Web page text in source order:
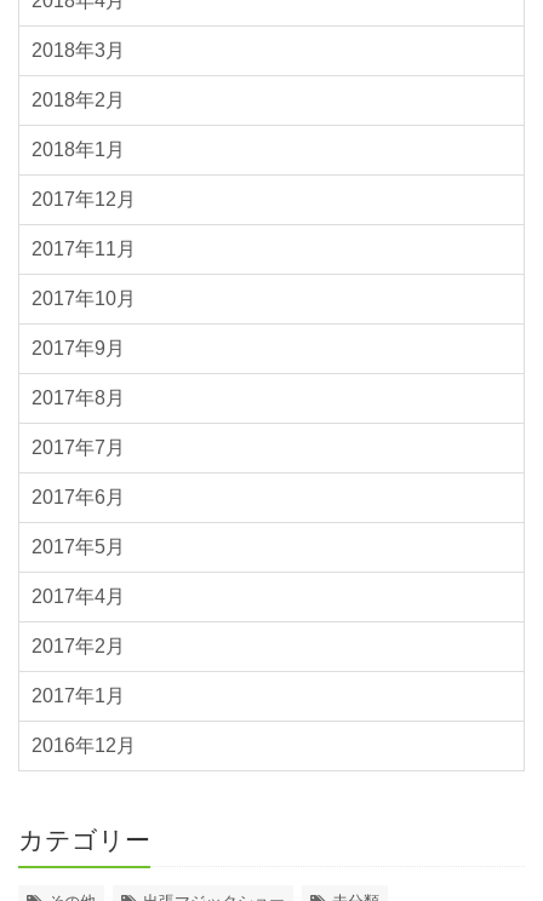
2018年3月
2018年2月
2018年1月
2017年12月
2017年11月
2017年10月
2017年9月
2017年8月
2017年7月
2017年6月
2017年5月
2017年4月
2017年2月
2017年1月
2016年12月
カテゴリー